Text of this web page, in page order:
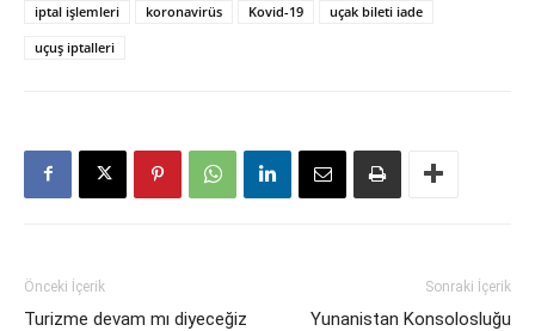
iptal işlemleri
koronavirüs Kovid-19
uçak bileti iade
uçuş iptalleri
Önceki İçerik
Turizme devam mı diyeceğiz
Sonraki İçerik
Yunanistan Konsolosluğu